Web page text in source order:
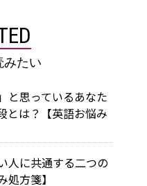
みたい
と思っているあなた
とは？【英語お悩み
人に共通する二つの
方箋】